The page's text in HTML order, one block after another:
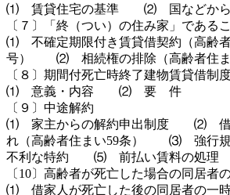
⑴ 賃貸住宅の基準 ⑵ 国などから
〔７〕「終（つい）の住み家」である
⑴ 不確定期限付き賃貸借契約（高齢者
号） ⑵ 相続権の排除（高齢者住ま
〔８〕期間付死亡時終了建物賃貸借制
⑴ 意義・内容 ⑵ 要 件
〔９〕中途解約
⑴ 家主からの解約申出制度 ⑵ 借家
れ（高齢者住まい59条） ⑶ 強
不利な特約 ⑸ 前払い賃料の処理
〔10〕高齢者が死亡した場合の同居者
⑴ 借家人が死亡した後の同居者の一